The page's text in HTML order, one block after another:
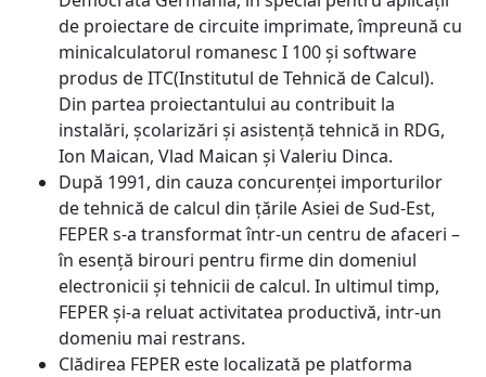
de proiectare de circuite imprimate, împreună cu
minicalculatorul romanesc I 100 și software
produs de ITC(Institutul de Tehnică de Calcul).
Din partea proiectantului au contribuit la
instalări, școlarizări și asistență tehnică in RDG,
Ion Maican, Vlad Maican și Valeriu Dinca.
După 1991, din cauza concurenței importurilor
de tehnică de calcul din țările Asiei de Sud-Est,
FEPER s-a transformat într-un centru de afaceri –
în esență birouri pentru firme din domeniul
electronicii și tehnicii de calcul. In ultimul timp,
FEPER și-a reluat activitatea productivă, intr-un
domeniu mai restrans.
Clădirea FEPER este localizată pe platforma